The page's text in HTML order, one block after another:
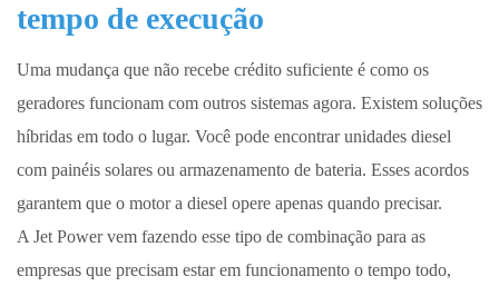
tempo de execução
Uma mudança que não recebe crédito suficiente é como os
geradores funcionam com outros sistemas agora. Existem soluções
híbridas em todo o lugar. Você pode encontrar unidades diesel
com painéis solares ou armazenamento de bateria. Esses acordos
garantem que o motor a diesel opere apenas quando precisar.
A Jet Power vem fazendo esse tipo de combinação para as
empresas que precisam estar em funcionamento o tempo todo,